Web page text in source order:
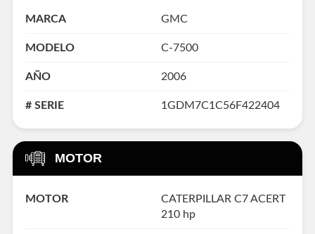
MARCA GMC
MODELO C-7500
AÑO 2006
# SERIE 1GDM7C1C56F422404
MOTOR
MOTOR
CATERPILLAR C7 ACERT
210 hp